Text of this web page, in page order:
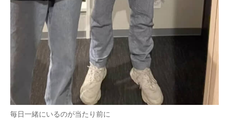
毎日一緒にいるのが当たり前に